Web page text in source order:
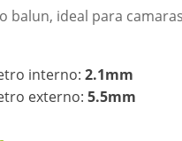
balun, ideal para
interno: 2.1mm
externo: 5.5mm